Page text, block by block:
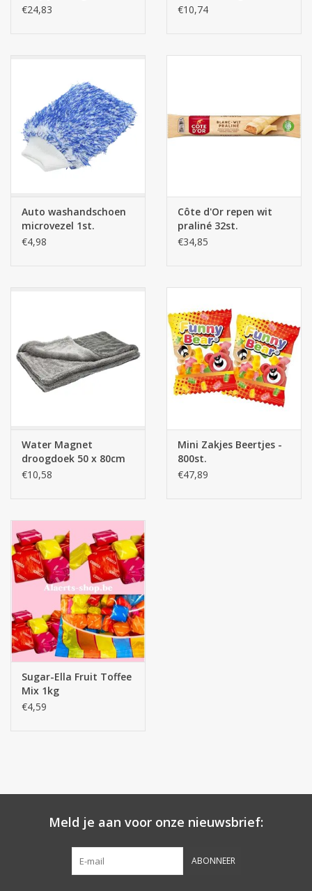
€24,83
€10,74
Auto washandschoen
microvezel 1st.
€4,98
Côte d'Or repen wit
praliné 32st.
€34,85
Water Magnet
droogdoek 50 x 80cm
(most popular)
€10,58
Mini Zakjes Beertjes -
800st.
€47,89
Sugar-Ella Fruit Toffee
Mix 1kg
€4,59
Meld je aan voor onze nieuwsbrief:
ABONNEER